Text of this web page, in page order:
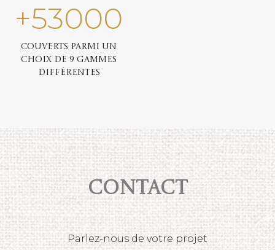
+53000
Couverts parmi un
choix de 9 gammes
différentes
Contact
Parlez-nous de votre projet